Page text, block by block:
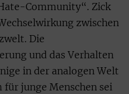
Community“. Zick
zwischen
Die
und das Verhalten
in der analogen Welt
für junge Menschen sei